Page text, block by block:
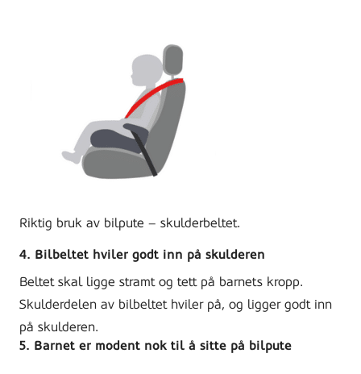
Riktig bruk av bilpute – skulderbeltet.
4. Bilbeltet hviler godt inn på skulderen
Beltet skal ligge stramt og tett på barnets kropp.
Skulderdelen av bilbeltet hviler på, og ligger godt inn
på skulderen.
5. Barnet er modent nok til å sitte på bilpute